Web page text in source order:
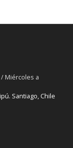
Miércoles a
Santiago, Chile